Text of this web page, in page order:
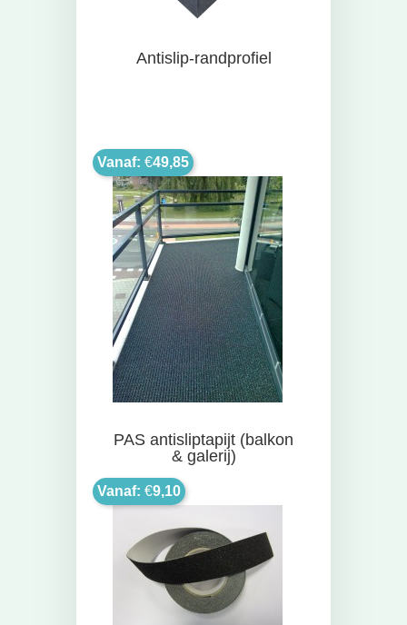
Antislip-randprofiel
PAS antisliptapijt (balkon
& galerij)
Vanaf: €49,85
Vanaf: €9,10